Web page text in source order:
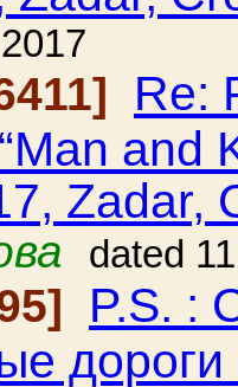
Re:
and
Zadar,
dated
P.S. :